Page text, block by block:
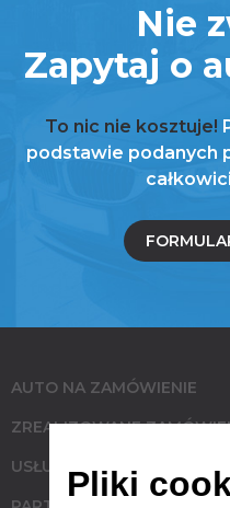
Nie
Zapytaj o
To nic nie kosztuje!
podstawie podanych
AUTO NA ZAMÓWIENIE
ZREALIZOWANE
USŁUGI Pliki